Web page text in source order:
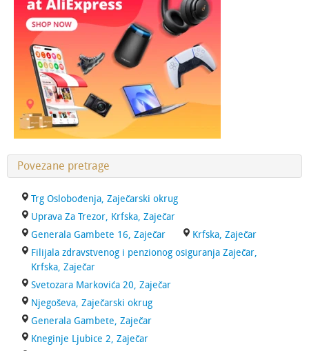
Povezane pretrage
Trg Oslobođenja, Zaječarski okrug
Uprava Za Trezor, Krfska, Zaječar
Generala Gambete 16, Zaječar
Krfska, Zaječar
Filijala zdravstvenog i penzionog osiguranja Zaječar,
Krfska, Zaječar
Svetozara Markovića 20, Zaječar
Njegoševa, Zaječarski okrug
Generala Gambete, Zaječar
Kneginje Ljubice 2, Zaječar